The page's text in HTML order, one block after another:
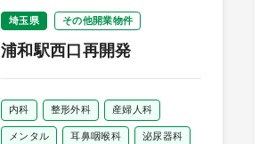
埼玉県 その他開業物件
浦和駅西口再開発
内科 整形外科 産婦人科
メンタル 耳鼻咽喉科 泌尿器科